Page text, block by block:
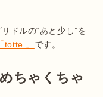
ドルの“あと少し”を
」
ちゃくちゃ